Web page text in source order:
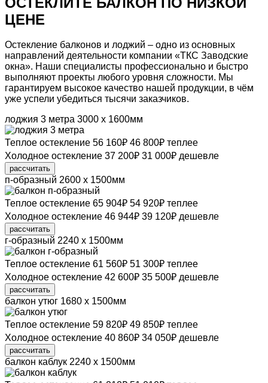
ЦЕНЕ
Остекление балконов и лоджий – одно из основных
направлений деятельности компании «ТКС Заводские
окна». Наши специалисты профессионально и быстро
выполняют проекты любого уровня сложности. Мы
гарантируем высокое качество нашей продукции, в чём
уже успели убедиться тысячи заказчиков.
лоджия 3 метра 3000 х 1600мм
Теплое остекление 56 160₽ 46 800₽ теплее
Холодное остекление 37 200₽ 31 000₽ дешевле
рассчитать
п-образный 2600 х 1500мм
Теплое остекление 65 904₽ 54 920₽ теплее
Холодное остекление 46 944₽ 39 120₽ дешевле
рассчитать
г-образный 2240 х 1500мм
Теплое остекление 61 560₽ 51 300₽ теплее
Холодное остекление 42 600₽ 35 500₽ дешевле
рассчитать
балкон утюг 1680 х 1500мм
Теплое остекление 59 820₽ 49 850₽ теплее
Холодное остекление 40 860₽ 34 050₽ дешевле
рассчитать
балкон каблук 2240 х 1500мм